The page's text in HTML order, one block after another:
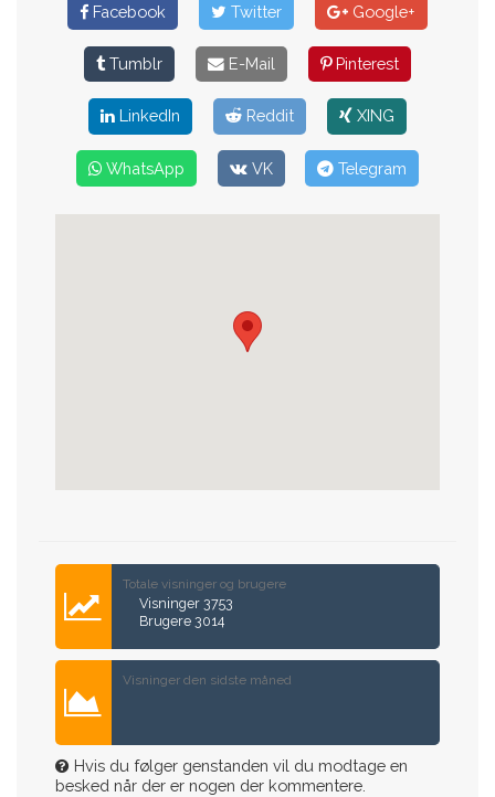
Facebook Twitter Google+
Tumblr E-Mail Pinterest
LinkedIn Reddit XING
WhatsApp VK Telegram
Totale visninger og brugere
Visninger 3753
Brugere 3014
Visninger den sidste måned
Hvis du følger genstanden vil du modtage en
besked når der er nogen der kommentere.